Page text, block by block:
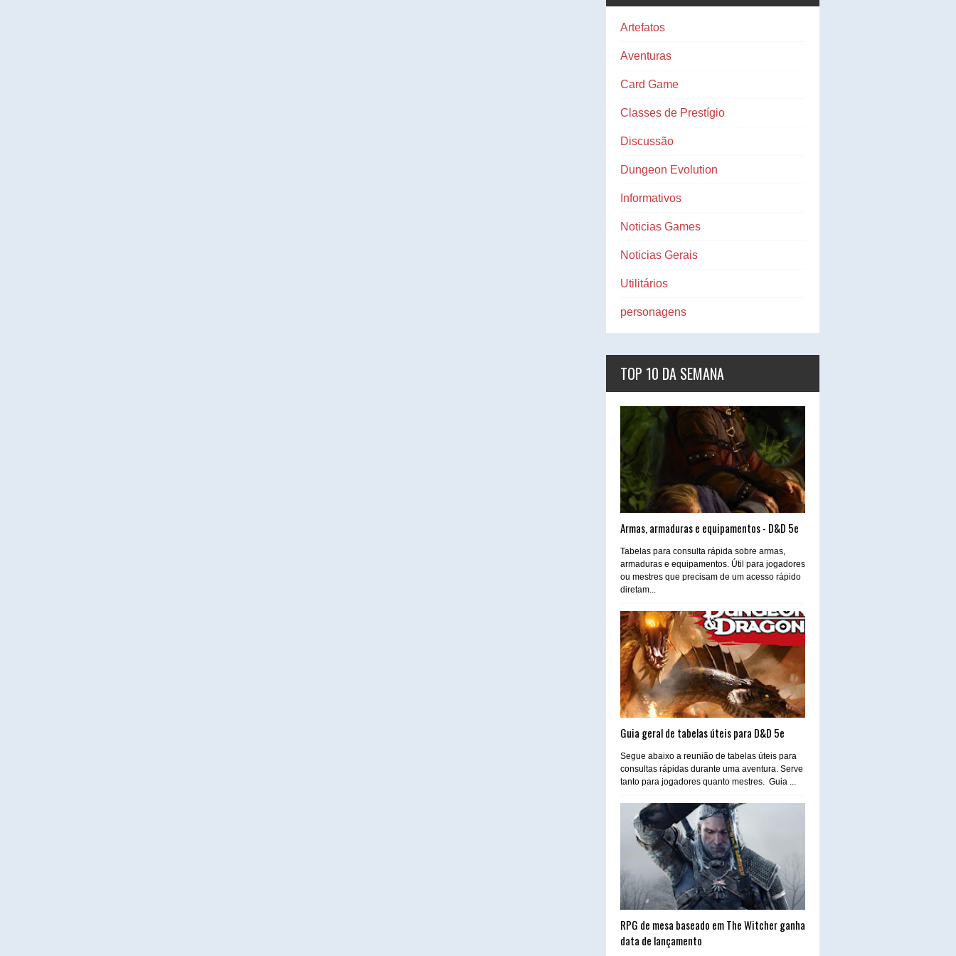
Artefatos
Aventuras
Card Game
Classes de Prestígio
Discussão
Dungeon Evolution
Informativos
Noticias Games
Noticias Gerais
Utilitários
personagens
TOP 10 DA SEMANA
Armas, armaduras e equipamentos - D&D 5e
Tabelas para consulta rápida sobre armas,
armaduras e equipamentos. Útil para jogadores
ou mestres que precisam de um acesso rápido
diretam...
Guia geral de tabelas úteis para D&D 5e
Segue abaixo a reunião de tabelas úteis para
consultas rápidas durante uma aventura. Serve
tanto para jogadores quanto mestres. Guia ...
RPG de mesa baseado em The Witcher ganha
data de lançamento